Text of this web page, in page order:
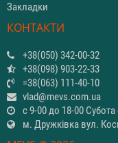
Закладки
КОНТАКТИ
+38(050) 342-00-32
+38(098) 903-22-33
=38(063) 111-40-10
vlad@mevs.com.ua
с 9-00 до 18-00
м. Дружківка вул.